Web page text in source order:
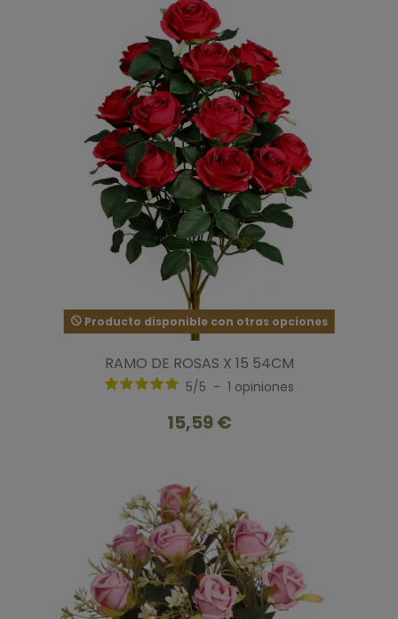
Producto disponible con otras opciones
RAMO DE ROSAS X 15 54CM
5/5 - 1 opiniones
15,59 €